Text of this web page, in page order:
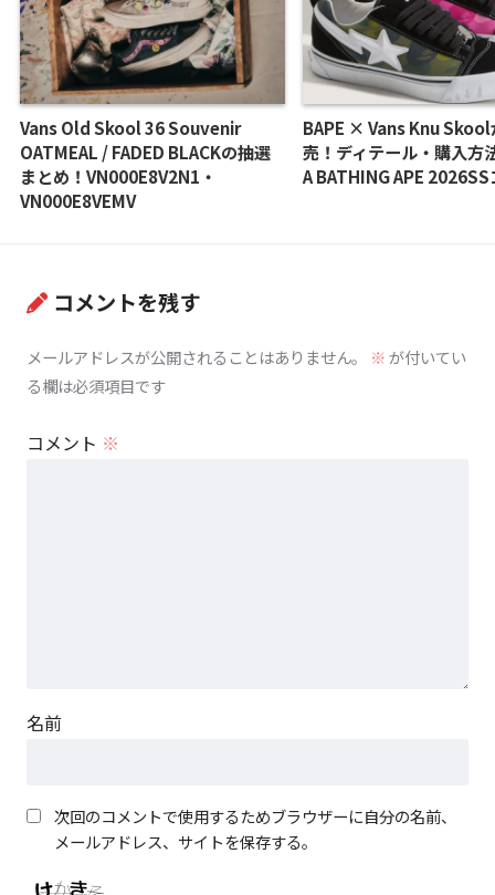
Vans Old Skool 36 Souvenir
OATMEAL / FADED BLACKの抽選
まとめ！VN000E8V2N1・
VN000E8VEMV
BAPE × Vans Knu
売！ディテール・購入方
A BATHING APE
コメントを残す
メールアドレスが公開されることはありません。 ※が付いてい
る欄は必須項目です
コメント ※
名前
次回のコメントで使用するためブラウザーに自分の名前、
メールアドレス、サイトを保存する。